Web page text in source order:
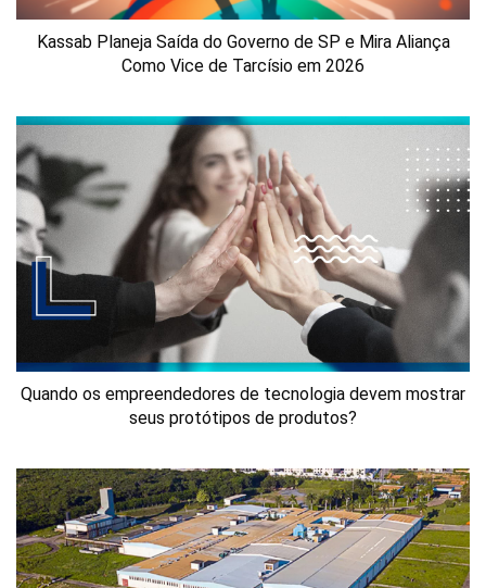
Kassab Planeja Saída do Governo de SP e Mira Aliança
Como Vice de Tarcísio em 2026
Quando os empreendedores de tecnologia devem mostrar
seus protótipos de produtos?